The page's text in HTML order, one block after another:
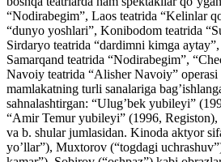
“Nodirabegim”, Laos teatrida “Kelinlar
“dunyo yoshlari”, Konibodom teatrida
Sirdaryo teatrida “dardimni kimga
Samarqand teatrida “Nodirabegim”,
Navoiy teatrida “Alisher Navoiy”
mamlakatning turli sanalariga
sahnalashtirgan: “Ulug’bek yubileyi”
“Amir Temur yubileyi” (1996, Registon),
va b. shular jumlasidan. Kinoda aktyor
yo’llar”), Muxtorov (“togdagi